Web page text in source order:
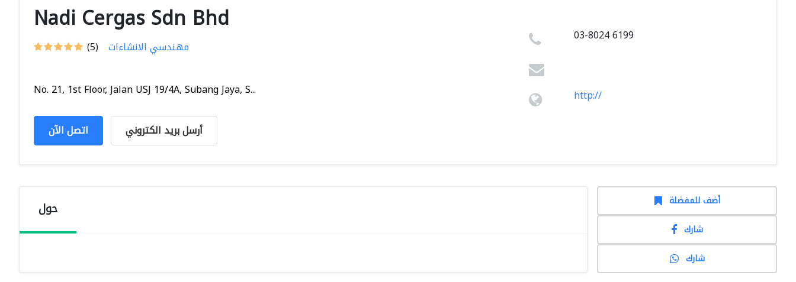
Nadi Cergas Sdn Bhd
(5) مهندسي الانشاءات
No. 21, 1st Floor, Jalan USJ 19/4A, Subang Jaya, S...
اتصل الآن أرسل بريد الكتروني
03-8024 6199
http://
حول
أضف للمفضلة
شارك
شارك